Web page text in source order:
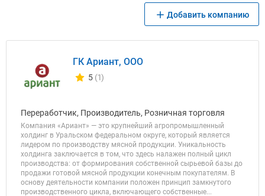
Добавить компанию
ГК Ариант, ООО
Количество отзывов у компании всего и сегодня
5 (1)
Переработчик, Производитель, Розничная торговля
Компания «Ариант» — это крупнейший агропромышленный
холдинг в Уральском федеральном округе, который является
лидером по производству мясной продукции. Уникальность
холдинга заключается в том, что здесь налажен полный цикл
производства: от формирования собственной сырьевой базы до
продажи готовой мясной продукции конечным покупателям. В
основу деятельности компании положен принцип замкнутого
производственного цикла, включающего собственные...